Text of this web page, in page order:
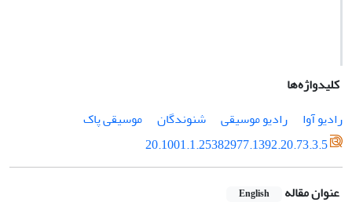
کلیدواژه‌ها
رادیو آوا
رادیو موسیقی شنوندگان
موسیقی پاک
20.1001.1.25382977.1392.20.73.3.5
عنوان مقاله English